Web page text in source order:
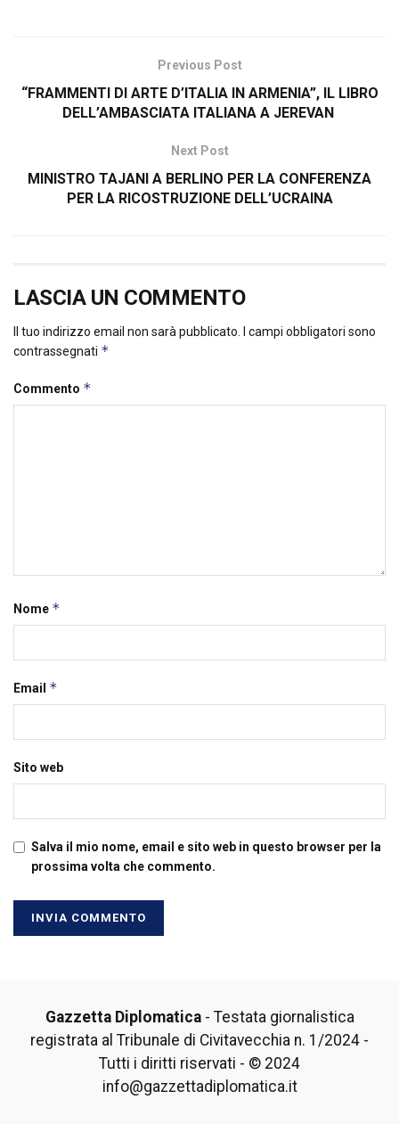
Previous Post
“FRAMMENTI DI ARTE D’ITALIA IN ARMENIA”, IL LIBRO
DELL’AMBASCIATA ITALIANA A JEREVAN
Next Post
MINISTRO TAJANI A BERLINO PER LA CONFERENZA
PER LA RICOSTRUZIONE DELL’UCRAINA
LASCIA UN COMMENTO
Il tuo indirizzo email non sarà pubblicato.
I campi obbligatori sono
contrassegnati *
Commento *
Nome *
Email *
Sito web
Salva il mio nome, email e sito web in questo browser per la
prossima volta che commento.
Gazzetta Diplomatica- Testata giornalistica
registrata al Tribunale di Civitavecchia n. 1/2024 -
Tutti i diritti riservati - © 2024
info@gazzettadiplomatica.it